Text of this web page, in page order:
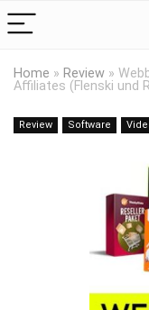
Home » Review »
Affiliates (Flenski und
Review Software